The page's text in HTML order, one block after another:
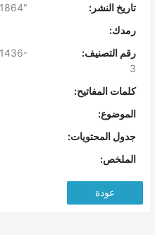
تاريخ النشر:
"1864 ; 1865"
رمدك:
رقم التصنيف:
3
كلمات المفاتيح:
الموضوع:
جدول المحتويات:
الملخص:
عودة